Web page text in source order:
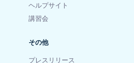
ヘルプサイト
講習会
その他
プレスリリース